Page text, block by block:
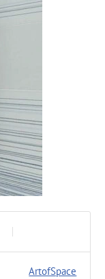
ArtofSpace